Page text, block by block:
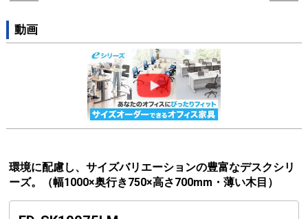
動画
環境に配慮し、サイズバリエーションの豊富なデスクシリ
ーズ。（幅1000×奥行き750×高さ700mm・薄い木目）